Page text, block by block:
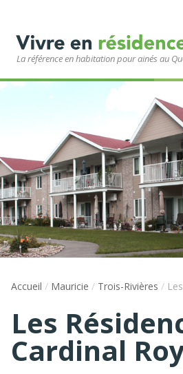
La référence en habitation pour ainés au
Accueil / Mauricie / Trois-Rivières /
Les
Cardinal